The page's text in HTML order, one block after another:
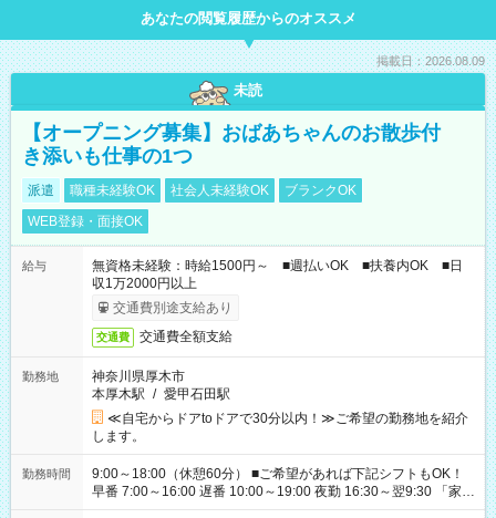
あなたの閲覧履歴からのオススメ
掲載日：2026.08.09
未読
【オープニング募集】おばあちゃんのお散歩付
き添いも仕事の1つ
派遣 職種未経験OK 社会人未経験OK
ブランクOK
WEB登録・面接OK
給与
無資格未経験：時給1500円～ ■週払いOK ■扶養内OK ■日
収1万2000円以上
交通費別途支給あり
交通費 交通費全額支給
勤務地
神奈川県厚木市
本厚木駅 / 愛甲石田駅
≪自宅からドアtoドアで30分以内！≫ご希望の勤務地を紹介
します。
勤務時間
9:00～18:00（休憩60分） ■ご希望があれば下記シフトもOK！
早番 7:00～16:00 遅番 10:00～19:00 夜勤 16:30～翌9:30 「家族
と休みを合わせたい」 「余裕を持って夕飯の準備がしたい」